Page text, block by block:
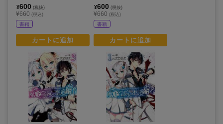
¥600 (税抜)
¥660 (税込)
書籍
カートに追加
¥600 (税抜)
¥660 (税込)
書籍
カートに追加